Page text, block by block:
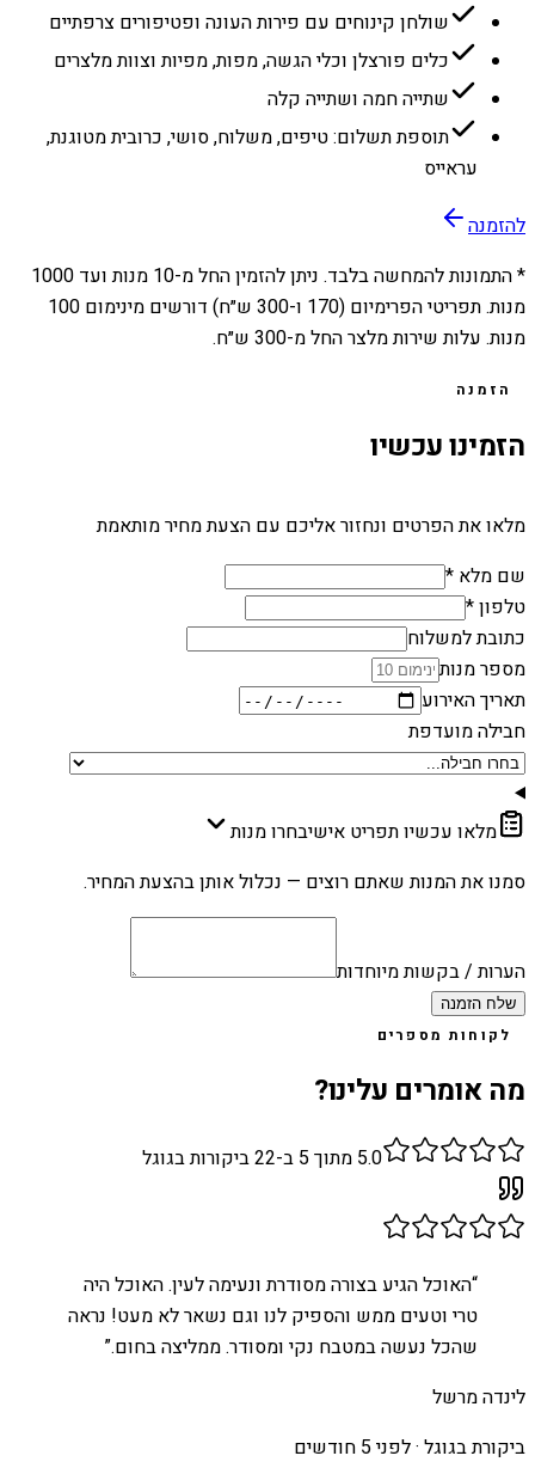
שולחן קינוחים עם פירות העונה ופטיפורים צרפתיים
כלים פורצלן וכלי הגשה, מפות, מפיות וצוות מלצרים
שתייה חמה ושתייה קלה
תוספת תשלום: טיפים, משלוח, סושי, כרובית מטוגנת,
עראייס
להזמנה
* התמונות להמחשה בלבד. ניתן להזמין החל מ-10 מנות ועד 1000
מנות. תפריטי הפרימיום (170 ו-300 ש״ח) דורשים מינימום 100
מנות. עלות שירות מלצר החל מ-300 ש״ח.
הזמנה
הזמינו עכשיו
מלאו את הפרטים ונחזור אליכם עם הצעת מחיר מותאמת
שם מלא *
טלפון *
כתובת למשלוח
מספר מנות
תאריך האירוע
חבילה מועדפת
מלאו עכשיו תפריט אישיבחרו מנות
סמנו את המנות שאתם רוצים — נכלול אותן בהצעת המחיר.
הערות / בקשות מיוחדות
שלח הזמנה
לקוחות מספרים
מה אומרים עלינו?
5.0 מתוך 5 ב- 22ביקורות בגוגל
“האוכל הגיע בצורה מסודרת ונעימה לעין. האוכל היה
טרי וטעים ממש והספיק לנו וגם נשאר לא מעט! נראה
שהכל נעשה במטבח נקי ומסודר. ממליצה בחום.”
לינדה מרשל
ביקורת בגוגל ·לפני 5 חודשים